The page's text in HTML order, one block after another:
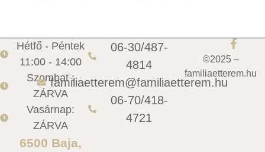
Hétfő - Péntek
11:00 - 14:00
Szombat :
ZÁRVA
Vasárnap:
ZÁRVA
6500 Baja,
06-30/487-
4814
familiaetterem@familiaetterem.hu
06-70/418-
4721
©2025 –
familiaetterem.hu